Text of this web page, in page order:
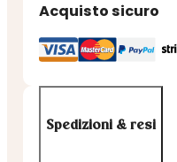
Acquisto sicuro
Spedizioni & resi